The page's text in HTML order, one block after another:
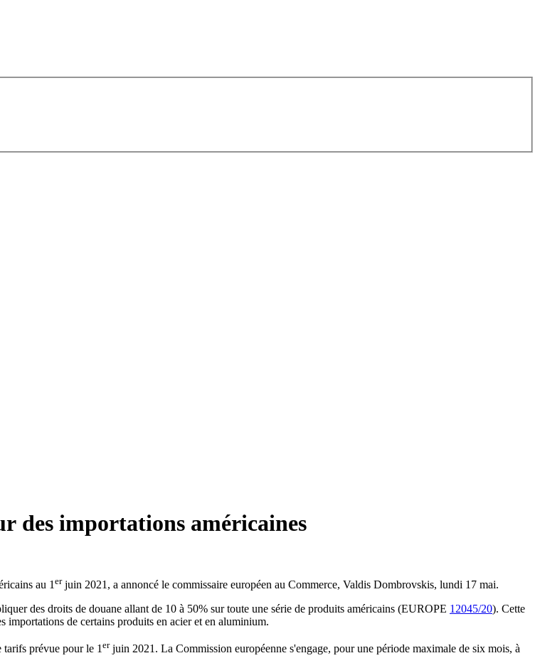
des importations américaines
au 1 erjuin 2021, a annoncé le commissaire européen au Commerce, Valdis Dombrovskis, lundi 17 mai.
des droits de douane allant de 10 à 50% sur toute une série de produits américains (EUROPE 12045/20). Cette
importations de certains produits en acier et en aluminium.
tarifs prévue pour le 1erjuin 2021. La Commission européenne s'engage, pour une période maximale de six mois, à